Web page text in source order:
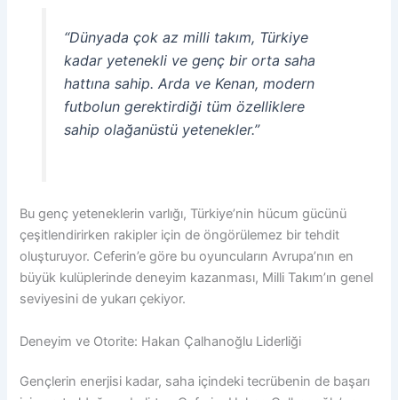
“Dünyada çok az milli takım, Türkiye
kadar yetenekli ve genç bir orta saha
hattına sahip. Arda ve Kenan, modern
futbolun gerektirdiği tüm özelliklere
sahip olağanüstü yetenekler.”
Bu genç yeteneklerin varlığı, Türkiye’nin hücum gücünü
çeşitlendirirken rakipler için de öngörülemez bir tehdit
oluşturuyor. Ceferin’e göre bu oyuncuların Avrupa’nın en
büyük kulüplerinde deneyim kazanması, Milli Takım’ın genel
seviyesini de yukarı çekiyor.
Deneyim ve Otorite: Hakan Çalhanoğlu Liderliği
Gençlerin enerjisi kadar, saha içindeki tecrübenin de başarı